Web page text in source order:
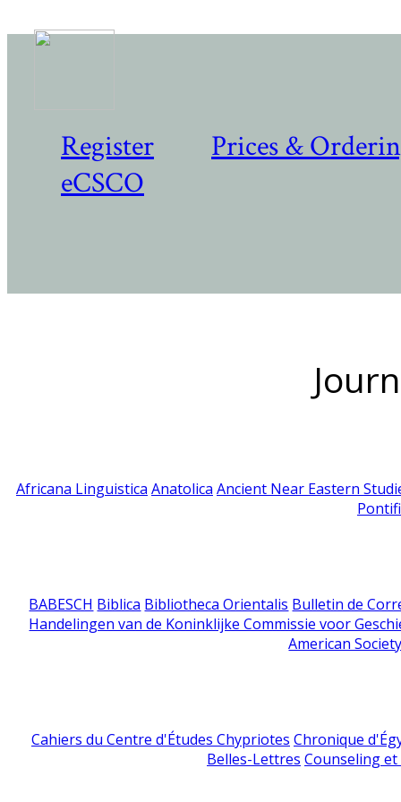
Register
Prices &
eCSCO
Africana Linguistica Anatolica Ancient Near Eastern
BABESCH Biblica Bibliotheca Orientalis Bulletin de
Handelingen van de Koninklijke Commissie voor
American
Cahiers du Centre d'Études Chypriotes Chronique
Belles-Lettres Counseling